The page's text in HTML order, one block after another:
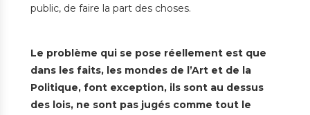
public, de faire la part des choses.
Le problème qui se pose réellement est que
dans les faits, les mondes de l’Art et de la
Politique, font exception, ils sont au dessus
des lois, ne sont pas jugés comme tout le